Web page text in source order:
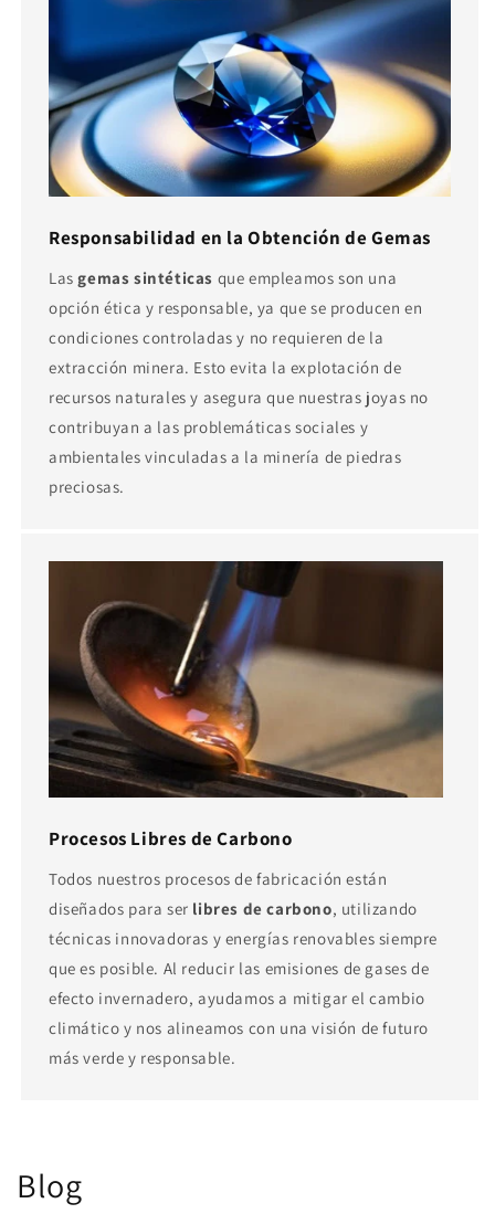
Responsabilidad en la Obtención de Gemas
Lasgemas sintéticas que empleamos son una
opción ética y responsable, ya que se producen en
condiciones controladas y no requieren de la
extracción minera. Esto evita la explotación de
recursos naturales y asegura que nuestras joyas no
contribuyan a las problemáticas sociales y
ambientales vinculadas a la minería de piedras
preciosas.
Procesos Libres de Carbono
Todos nuestros procesos de fabricación están
diseñados para ser libres de carbono, utilizando
técnicas innovadoras y energías renovables siempre
que es posible. Al reducir las emisiones de gases de
efecto invernadero, ayudamos a mitigar el cambio
climático y nos alineamos con una visión de futuro
más verde y responsable.
Blog